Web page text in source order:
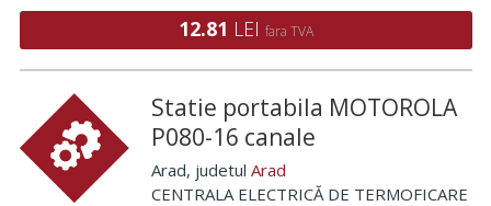
12.81 LEI fara TVA
Statie portabila MOTOROLA
P080-16 canale
Arad, judetul Arad
CENTRALA ELECTRICĂ DE TERMOFICARE